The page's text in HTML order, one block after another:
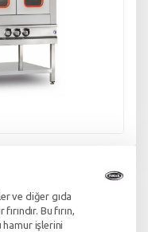
ve diğer gıda
Bu fırın,
işlerini